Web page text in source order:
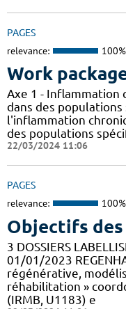
PAGES
relevance: 100%
Work
Axe 1 - Inflammation
dans des populations
l'inflammation
des populations
22/03/2024 11:06
PAGES
relevance: 100%
Objectifs des
3 DOSSIERS
01/01/2023
régénérative,
réhabilitation »
(IRMB, U1183) e